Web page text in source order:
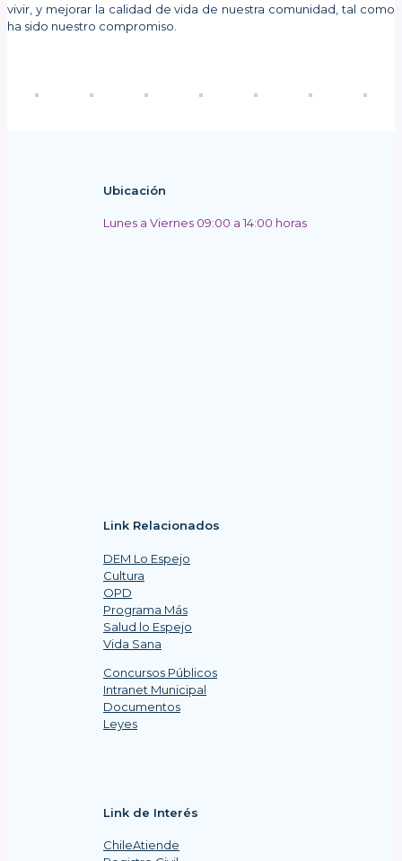
vivir, y mejorar la calidad de vida de nuestra comunidad, tal como
ha sido nuestro compromiso.
Ubicación
Lunes a Viernes 09:00 a 14:00 horas
Link Relacionados
DEM Lo Espejo
Cultura
OPD
Programa Más
Salud lo Espejo
Vida Sana
Concursos Públicos
Intranet Municipal
Documentos
Leyes
Link de Interés
ChileAtiende